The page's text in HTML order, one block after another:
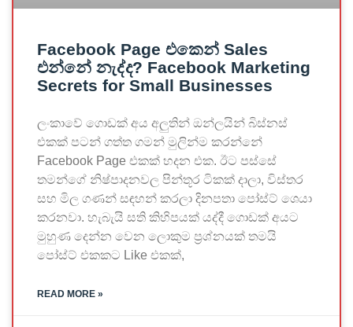
Facebook Page එකෙන් Sales
එන්නේ නැද්ද? Facebook Marketing
Secrets for Small Businesses
ලංකාවේ ගොඩක් අය අලුතින් ඔන්ලයින් බිස්නස්
එකක් පටන් ගත්ත ගමන් මුලින්ම කරන්නේ
Facebook Page එකක් හදන එක. ඊට පස්සේ
තමන්ගේ නිෂ්පාදනවල පින්තූර ටිකක් දාලා, විස්තර
සහ මිල ගණන් සඳහන් කරලා දිනපතා පෝස්ට් ශෙයා
කරනවා. හැබැයි සති කිහිපයක් යද්දී ගොඩක් අයට
මුහුණ දෙන්න වෙන ලොකුම ප්‍රශ්නයක් තමයි
පෝස්ට් එකකට Like එකක්,
READ MORE »